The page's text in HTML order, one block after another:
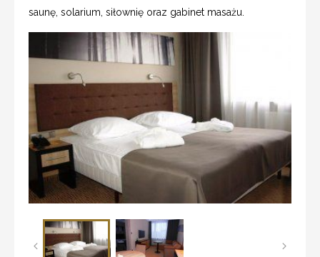
saunę, solarium, siłownię oraz gabinet masażu.